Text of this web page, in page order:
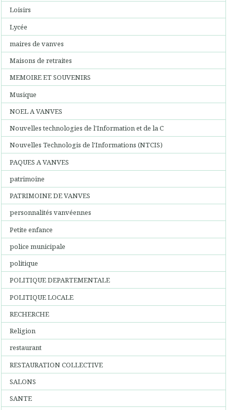
Loisirs
Lycée
maires de vanves
Maisons de retraites
MEMOIRE ET SOUVENIRS
Musique
NOEL A VANVES
Nouvelles technologies de l'Information et de la C
Nouvelles Technologis de l'Informations (NTCIS)
PAQUES A VANVES
patrimoine
PATRIMOINE DE VANVES
personnalités vanvéennes
Petite enfance
police municipale
politique
POLITIQUE DEPARTEMENTALE
POLITIQUE LOCALE
RECHERCHE
Religion
restaurant
RESTAURATION COLLECTIVE
SALONS
SANTE